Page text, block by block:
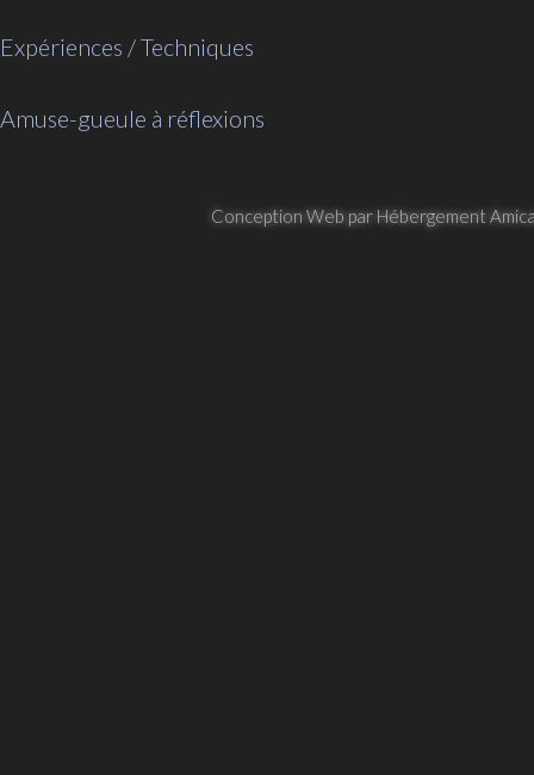
Expériences / Techniques
Amuse-gueule à réflexions
Conception Web par Hébergement